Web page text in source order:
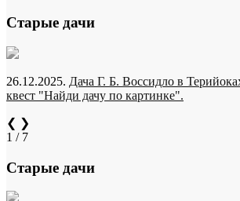
Старые дачи
26.12.2025. Дача Г. Б. Воссидло в
квест "Найди дачу по картинке".
❮ ❯
1 / 7
Старые дачи